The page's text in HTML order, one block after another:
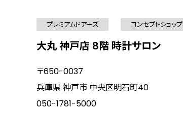
プレミアムドアーズ コンセプトショップ
大丸 神戸店 8階 時計サロン
〒650-0037
兵庫県 神戸市 中央区明石町40
050-1781-5000